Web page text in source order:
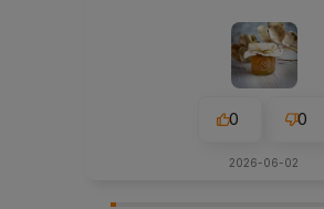
0 0
2026-06-02